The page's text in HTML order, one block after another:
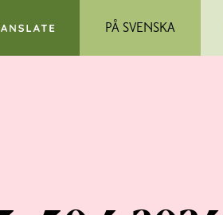
PÅ SVENSKA